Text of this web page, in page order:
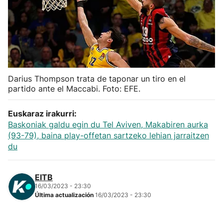
Atletismo
Carreras de montaña
Más deportes
"Helmuga"
Darius Thompson trata de taponar un tiro en el
partido ante el Maccabi. Foto: EFE.
Euskaraz irakurri:
Baskoniak galdu egin du Tel Aviven, Makabiren aurka
(93-79), baina play-offetan sartzeko lehian jarraitzen
du
EITB
16/03/2023 - 23:30
Última actualización 16/03/2023 - 23:30